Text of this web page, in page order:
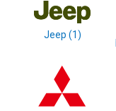
Jeep (1)‎